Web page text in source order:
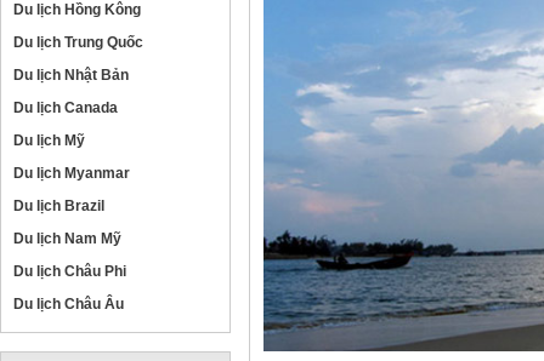
Du lịch Hồng Kông
Du lịch Trung Quốc
Du lịch Nhật Bản
Du lịch Canada
Du lịch Mỹ
Du lịch Myanmar
Du lịch Brazil
Du lịch Nam Mỹ
Du lịch Châu Phi
Du lịch Châu Âu